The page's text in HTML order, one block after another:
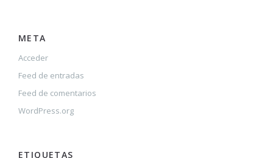
META
Acceder
Feed de entradas
Feed de comentarios
WordPress.org
ETIQUETAS